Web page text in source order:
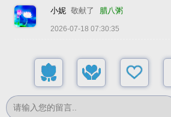
小妮 敬献了 腊八粥
2026-07-18 07:30:35